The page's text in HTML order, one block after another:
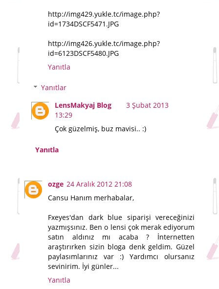
http://img429.yukle.tc/image.php?
id=1734DSCF5471.JPG
http://img426.yukle.tc/image.php?
id=6123DSCF5480.JPG
Yanıtla
Yanıtlar
LensMakyaj Blog
3 Şubat 2013
13:29
Çok güzelmiş, buz mavisi.. :)
Yanıtla
ozge 24 Aralık 2012 21:08
Cansu Hanım merhabalar,
Fxeyes'dan dark blue siparişi vereceğinizi
yazmışsınız. Ben o lensi çok merak ediyorum
satın aldınız mı acaba ? İnternetten
araştırırken sizin bloga denk geldim. Güzel
paylasımlarınız var :) Yardımcı olursanız
sevinirim. İyi günler...
Yanıtla